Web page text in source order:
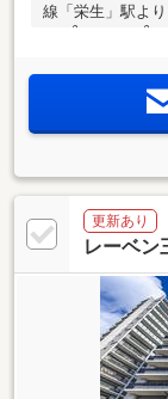
線「栄生」駅よ
2 2
率66％(注2)。イ
更新あり
レーベン